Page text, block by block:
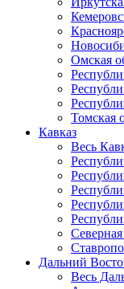
Омская
Томская
Кавказ
Весь
Дальний
Весь